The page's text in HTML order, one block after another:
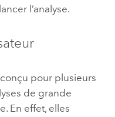
l’analyse.
pour plusieurs
de grande
En effet, elles